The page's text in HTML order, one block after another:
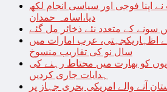
نے اپنا فوجی اور سیاسی انجام لکھ
دیا،اسامہ حمدان
سونے کے متعدد نئے ذخائر مل گئے
اظہاریکجہتی، عرب امارات میں
سال نو کی تقاریب منسوخ
کو بھارت میں محتاط رہنے کی
ہدایات جاری کردیں
آنے والے امریکی بحری جہاز پر